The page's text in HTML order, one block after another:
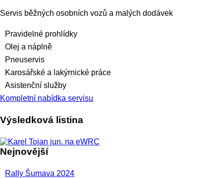
Servis běžných osobních vozů a malých dodávek
Pravidelné prohlídky
Olej a náplně
Pneuservis
Karosářské a lakýrnické práce
Asistenční služby
Kompletní nabídka servisu
Výsledková listina
Nejnovější
Rally Šumava 2024